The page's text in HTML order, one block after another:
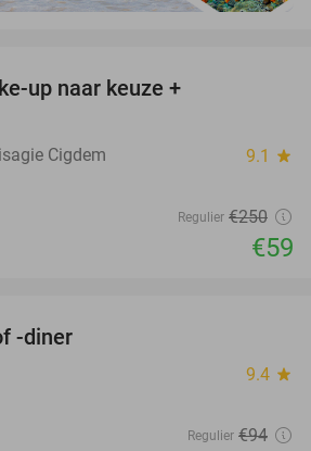
up naar keuze +
Cigdem 9.1 star
Regulier €250
€59
-diner
9.4 star
Regulier €94